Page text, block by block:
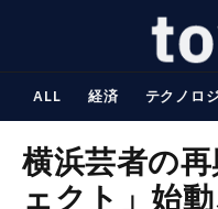
ALL 経済 テクノロ
横浜芸者の
ェクト」始